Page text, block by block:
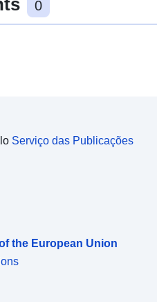
0
Serviço das Publicações
the European Union